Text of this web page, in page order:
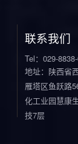
联系我们
Tel：029-
地址：陕西省
雁塔区鱼跃路
化工业园慧康
技7层